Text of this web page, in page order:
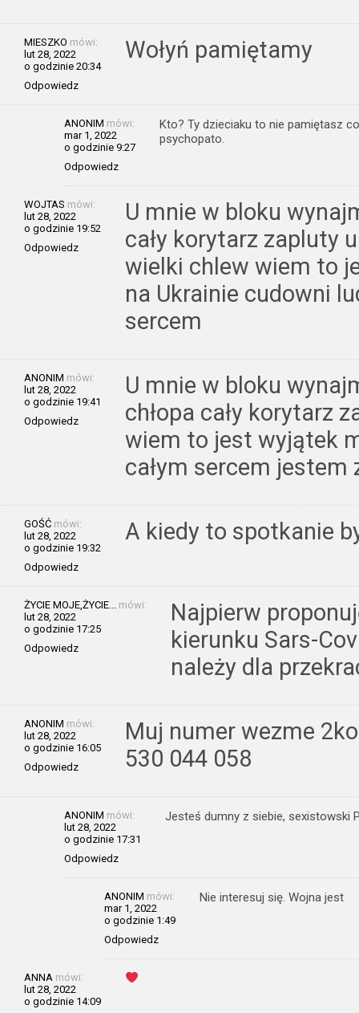
MIESZKO mówi:
lut 28, 2022
o godzinie 20:34
Odpowiedz
Wołyń pamiętamy
ANONIM mówi:
mar 1, 2022
o godzinie 9:27
Odpowiedz
Kto? Ty dzieciaku to nie pamiętasz
psychopato.
WOJTAS mówi:
lut 28, 2022
o godzinie 19:52
Odpowiedz
U mnie w bloku
cały korytarz zapluty
wielki chlew wiem to
na Ukrainie cudowni
sercem
ANONIM mówi:
lut 28, 2022
o godzinie 19:41
Odpowiedz
U mnie w bloku
chłopa cały korytarz
wiem to jest wyjątek
całym sercem jestem
GOŚĆ mówi:
lut 28, 2022
o godzinie 19:32
Odpowiedz
A kiedy to spotkanie
ŻYCIE MOJE,ŻYCIE...
mówi:
lut 28, 2022
o godzinie 17:25
Odpowiedz
Najpierw
kierunku Sars-
należy dla
ANONIM mówi:
lut 28, 2022
o godzinie 16:05
Odpowiedz
Muj numer wezme
530 044 058
ANONIM mówi:
lut 28, 2022
o godzinie 17:31
Odpowiedz
Jesteś dumny z siebie, sexistowski
ANONIM mówi:
mar 1, 2022
o godzinie 1:49
Odpowiedz
Nie interesuj się. Wojna jest
ANNA mówi:
lut 28, 2022
o godzinie 14:09